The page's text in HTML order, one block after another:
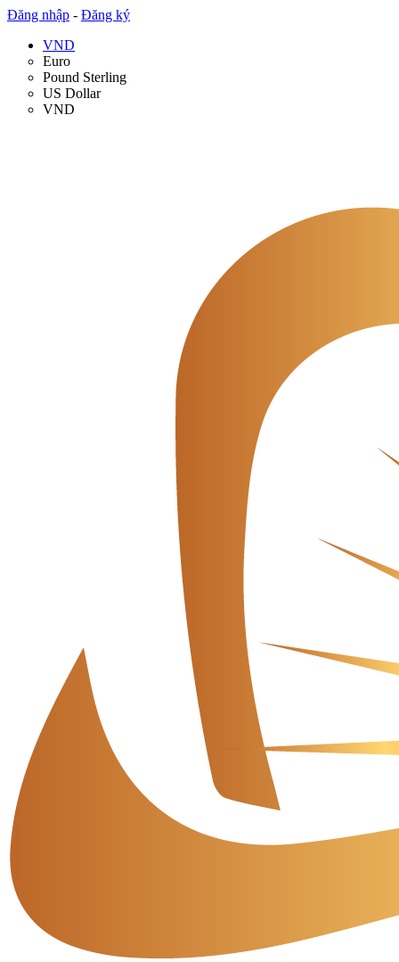
Đăng nhập - Đăng ký
VND
Euro
Pound Sterling
US Dollar
VND